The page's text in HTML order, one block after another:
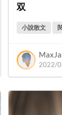
双
小說散文
2022/